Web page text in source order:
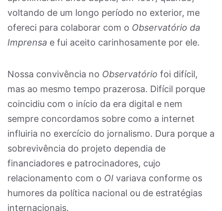
voltando de um longo período no exterior, me
ofereci para colaborar com o Observatório da
Imprensa e fui aceito carinhosamente por ele.
Nossa convivência no Observatório foi difícil,
mas ao mesmo tempo prazerosa. Difícil porque
coincidiu com o início da era digital e nem
sempre concordamos sobre como a internet
influiria no exercício do jornalismo. Dura porque a
sobrevivência do projeto dependia de
financiadores e patrocinadores, cujo
relacionamento com o OI variava conforme os
humores da política nacional ou de estratégias
internacionais.